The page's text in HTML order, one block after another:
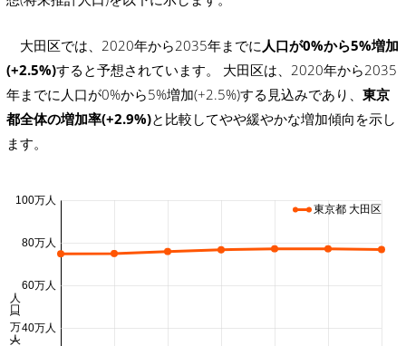
大田区では、2020年から2035年までに 人口が0%から5%増加
(+2.5%)すると予想されています。 大田区は、2020年から2035
年までに人口が0%から5%増加(+2.5%)する見込みであり、 東京
都全体の増加率(+2.9%)と比較してやや緩やかな増加傾向を示し
ます。
40万人
60万人
80万人
100万人
人口 (万人)
東京都 大田区